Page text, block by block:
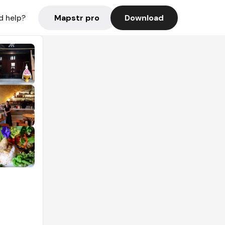
help? Mapstr pro Download